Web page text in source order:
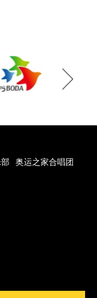
奥运之家合唱团